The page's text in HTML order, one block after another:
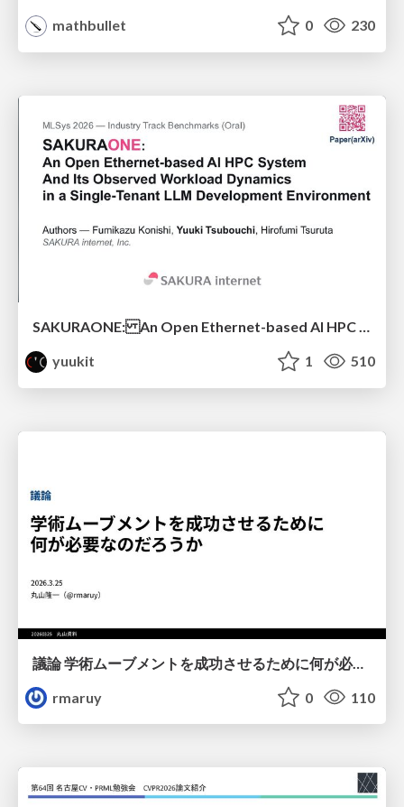
mathbullet
0 230
SAKURAONE: An Open Ethernet-based AI HPC System And Its Observed Workload Dynamics in a Single-Tenant LLM Development Environment
yuukit
1 510
議論 学術ムーブメントを成功させるために何が必要なのだろうか
rmaruy
0 110